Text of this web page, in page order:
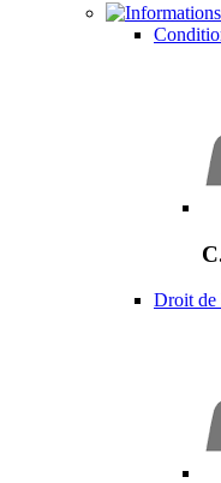
Droit de